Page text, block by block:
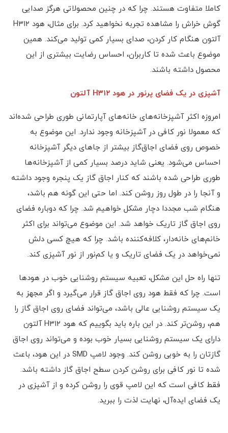
کاملا متفاوت هستند. چرا که در چنین محصولاتی هرگز صدایی
گوش خراش را مشاهده تجربه نخواهید کرد. برای مثال، هود H۳۱۲
آلتون هنگام کار کردن، صدای بسیار کمی تولید می‌کند. همین
موضوع باعث شده تا کاربران، احساس رضایت بیشتری از این
محصول داشته باشند.
آشپزی در یک فضای پرنور در هود H۳۱۲ آلتون
امروزه اکثر آشپزخانه‌های خانه‌های‌ آپارتمانی طوری طراحی شده‌اند
که معمولا نور کافی در آشپزخانه وجود ندارد. این موضوع به
خصوص روی فضای اجاق‌گاز بیشتر از جاهای دیگر آشپزخانه
احساس می‌شود. یعنی شاید درصد بسیار کمی از آشپزخانه‌ها
طوری طراحی شده باشند که کنار اجاق گاز یک پنجره وجود داشته
و آنجا را در طول روز روشن کند. اما حتی این گونه هم باشد،
هنگام شب مجددا دچار مشکل خواهیم شد. چرا که دوباره فضای
روی اجاق گاز تاریک خواهد شد. این موضوع می‌تواند برای اکثر
خانم‌های خانه‌دار،‌ کلافه‌کننده باشد. چرا که هیچ کسی دلش
نمی‌خواهد در یک فضای تاریک و یا کم‌نور از نور آشپزی کند.
تنها راه حل این مشکل، تعبیه سیستم روشنایی خوب در هودها
است. چرا که فقط هود روی اجاق گاز قرار می‌گیرد و اگر مجهز به
یک سیستم روشنایی عالی باشد،‌ می‌تواند فضای روی اجاق گاز را
هم، روشن‌تر کند. در این باره باید بگوییم که هود H۳۱۲ آلتون
دارای یک سیستم روشنایی بسیار خوب بوده و می‌تواند روی اجاق
گازتان را به خوبی روشن کند. وجود لامپ SMD در این هود، باعث
شده تا نور کافی برای روشن کردن سطح اجاق گاز داشته باشد.
فقط کافی است که این لامپ قوی را روشن کرده و از آشپزی در
یک فضای ایده‌آل، نهایت لذت را ببرید.